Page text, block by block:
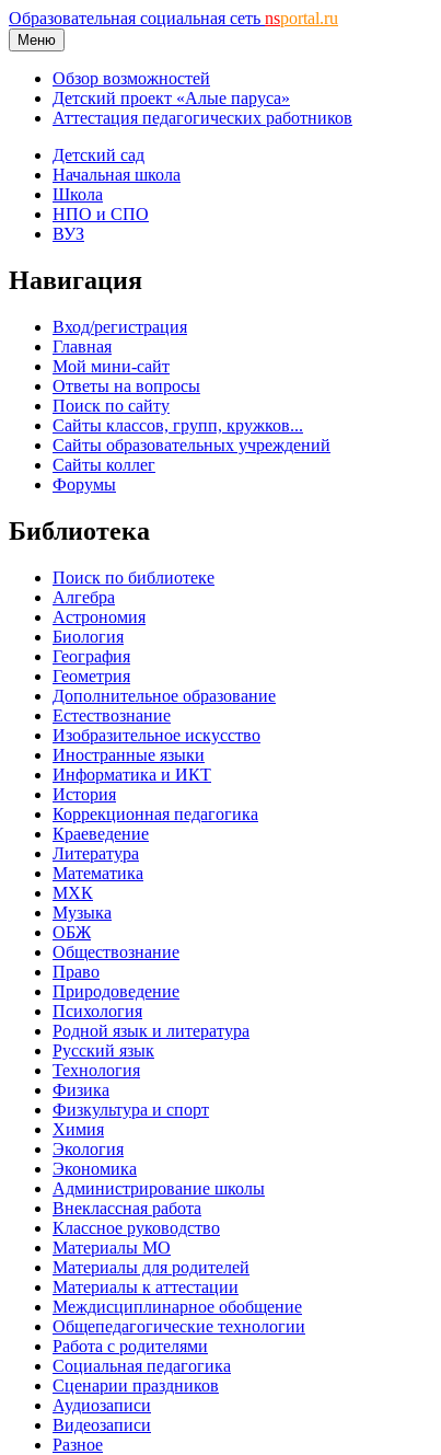
Образовательная социальная сеть nsportal.ru
Меню
Обзор возможностей
Детский проект «Алые паруса»
Аттестация педагогических работников
Детский сад
Начальная школа
Школа
НПО и СПО
ВУЗ
Навигация
Вход/регистрация
Главная
Мой мини-сайт
Ответы на вопросы
Поиск по сайту
Сайты классов, групп, кружков...
Сайты образовательных учреждений
Сайты коллег
Форумы
Библиотека
Поиск по библиотеке
Алгебра
Астрономия
Биология
География
Геометрия
Дополнительное образование
Естествознание
Изобразительное искусство
Иностранные языки
Информатика и ИКТ
История
Коррекционная педагогика
Краеведение
Литература
Математика
МХК
Музыка
ОБЖ
Обществознание
Право
Природоведение
Психология
Родной язык и литература
Русский язык
Технология
Физика
Физкультура и спорт
Химия
Экология
Экономика
Администрирование школы
Внеклассная работа
Классное руководство
Материалы МО
Материалы для родителей
Материалы к аттестации
Междисциплинарное обобщение
Общепедагогические технологии
Работа с родителями
Социальная педагогика
Сценарии праздников
Аудиозаписи
Видеозаписи
Разное